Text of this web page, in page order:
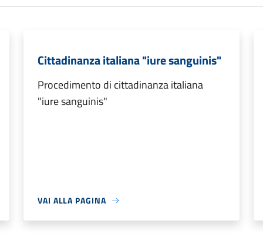
Cittadinanza italiana "iure sanguinis"
Procedimento di cittadinanza italiana
"iure sanguinis"
VAI ALLA PAGINA